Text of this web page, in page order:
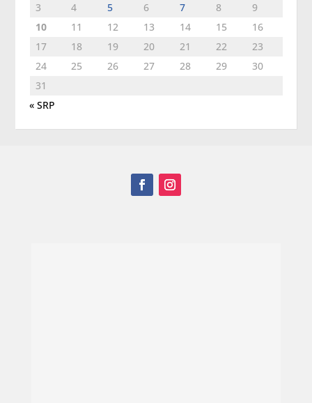
3
4 5 6 7 8
9
10
11 12 13 14 15
16
17
18 19 20 21 22
23
24
25 26 27 28 29
30
31
« SRP